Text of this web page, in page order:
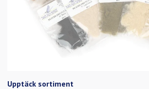
Upptäck sortiment